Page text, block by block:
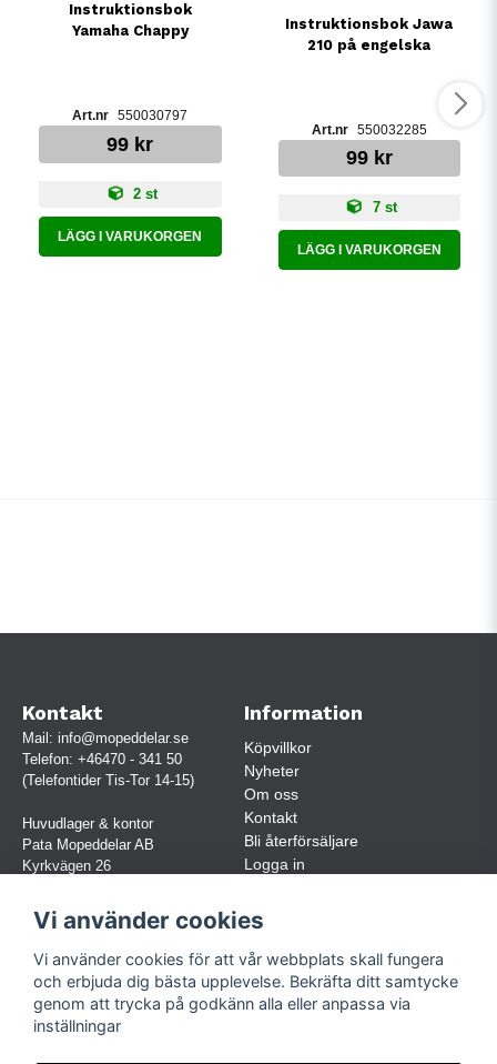
Instruktionsbok
Yamaha Chappy
550030797
99 kr
2 st
LÄGG I VARUKORGEN
Instruktionsbok Jawa
210 på engelska
550032285
99 kr
7 st
LÄGG I VARUKORGEN
Kontakt
Mail: info@mopeddelar.se
Telefon: +46470 - 341 50
(Telefontider Tis-Tor 14-15)
Huvudlager & kontor
Pata Mopeddelar AB
Kyrkvägen 26
(OBS. Endast förbokade besök)
Org.nr:
559030-5248
Jur. namn: Pata Mopeddelar AB
Information
Köpvillkor
Nyheter
Om oss
Kontakt
Bli återförsäljare
Logga in
Följ oss
Vi använder cookies
Vi använder cookies för att vår webbplats skall fungera
och erbjuda dig bästa upplevelse. Bekräfta ditt samtycke
genom att trycka på godkänn alla eller anpassa via
inställningar